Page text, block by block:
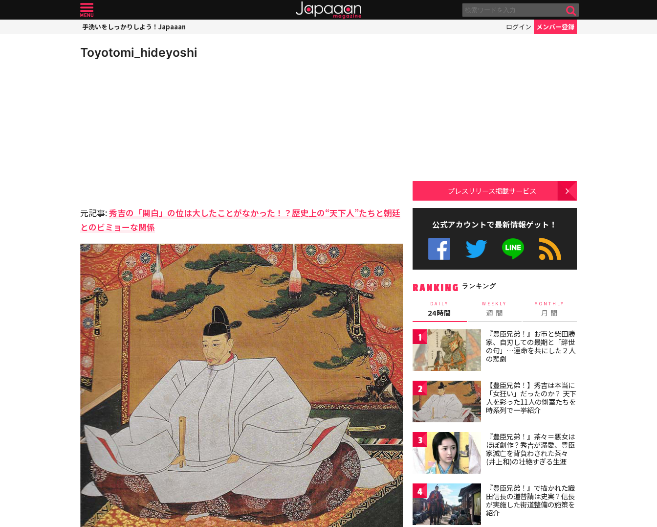
手洗いをしっかりしよう！Japaaan ログイン メンバー登録
Toyotomi_hideyoshi
元記事:秀吉の「関白」の位は大したことがなかった！？歴史上の“天下人”たちと朝廷
とのビミョーな関係
プレスリリース掲載サービス
公式アカウントで最新情報ゲット！
RANKING ランキング
DAILY
24時間
WEEKLY
週 間
MONTHLY
月 間
1
『豊臣兄弟！』お市と柴田勝
家、自刃しての最期と「辞世
の句」…運命を共にした２人
の悲劇
2
【豊臣兄弟！】秀吉は本当に
「女狂い」だったのか？ 天下
人を彩った11人の側室たちを
時系列で一挙紹介
3
『豊臣兄弟！』茶々＝悪女は
ほぼ創作？秀吉が溺愛、豊臣
家滅亡を背負わされた茶々
(井上和)の壮絶すぎる生涯
4
『豊臣兄弟！』で描かれた織
田信長の道普請は史実？信長
が実施した街道整備の施策を
紹介